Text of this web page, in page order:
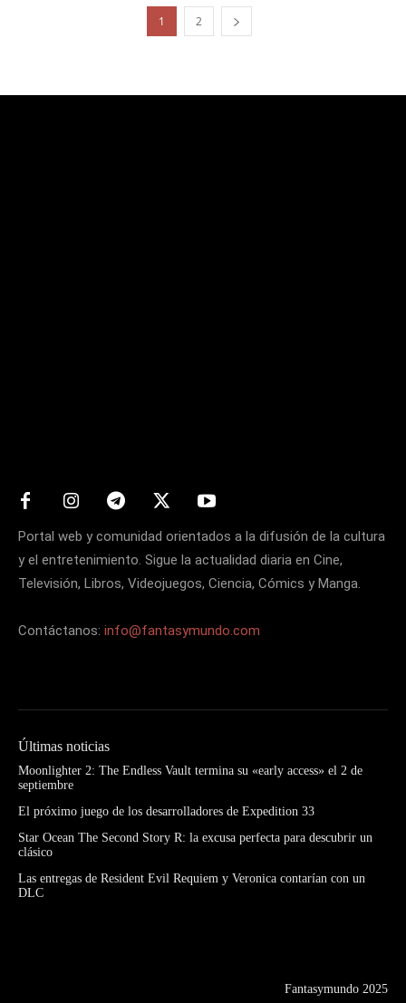
1 2
Portal web y comunidad orientados a la difusión de la cultura
y el entretenimiento. Sigue la actualidad diaria en Cine,
Televisión, Libros, Videojuegos, Ciencia, Cómics y Manga.
Contáctanos: info@fantasymundo.com
Últimas noticias
Moonlighter 2: The Endless Vault termina su «early access» el 2 de
septiembre
El próximo juego de los desarrolladores de Expedition 33
Star Ocean The Second Story R: la excusa perfecta para descubrir un
clásico
Las entregas de Resident Evil Requiem y Veronica contarían con un
DLC
Fantasymundo 2025